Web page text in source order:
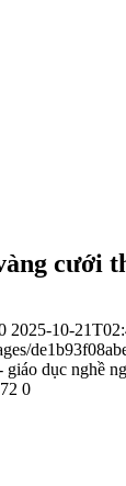
cưới
2025-10-
giáo dục nghề
72 0